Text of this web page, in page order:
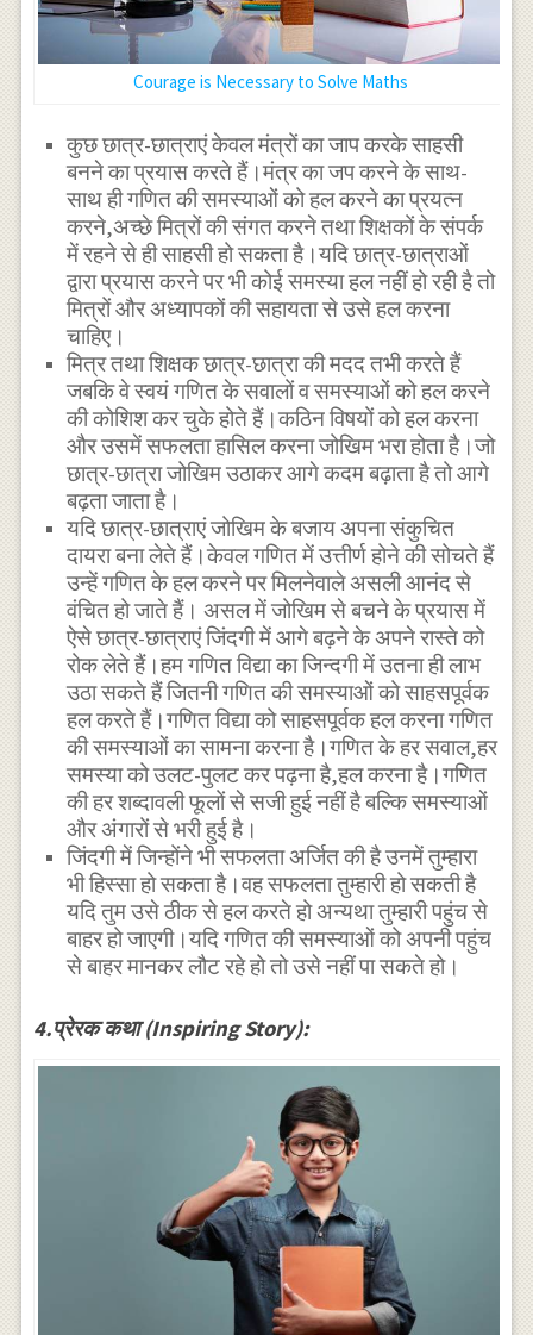
Courage is Necessary to Solve Maths
कुछ छात्र-छात्राएं केवल मंत्रों का जाप करके साहसी
बनने का प्रयास करते हैं।मंत्र का जप करने के साथ-
साथ ही गणित की समस्याओं को हल करने का प्रयत्न
करने,अच्छे मित्रों की संगत करने तथा शिक्षकों के संपर्क
में रहने से ही साहसी हो सकता है।यदि छात्र-छात्राओं
द्वारा प्रयास करने पर भी कोई समस्या हल नहीं हो रही है तो
मित्रों और अध्यापकों की सहायता से उसे हल करना
चाहिए।
मित्र तथा शिक्षक छात्र-छात्रा की मदद तभी करते हैं
जबकि वे स्वयं गणित के सवालों व समस्याओं को हल करने
की कोशिश कर चुके होते हैं।कठिन विषयों को हल करना
और उसमें सफलता हासिल करना जोखिम भरा होता है।जो
छात्र-छात्रा जोखिम उठाकर आगे कदम बढ़ाता है तो आगे
बढ़ता जाता है।
यदि छात्र-छात्राएं जोखिम के बजाय अपना संकुचित
दायरा बना लेते हैं।केवल गणित में उत्तीर्ण होने की सोचते हैं
उन्हें गणित के हल करने पर मिलनेवाले असली आनंद से
वंचित हो जाते हैं। असल में जोखिम से बचने के प्रयास में
ऐसे छात्र-छात्राएं जिंदगी में आगे बढ़ने के अपने रास्ते को
रोक लेते हैं।हम गणित विद्या का जिन्दगी में उतना ही लाभ
उठा सकते हैं जितनी गणित की समस्याओं को साहसपूर्वक
हल करते हैं।गणित विद्या को साहसपूर्वक हल करना गणित
की समस्याओं का सामना करना है।गणित के हर सवाल,हर
समस्या को उलट-पुलट कर पढ़ना है,हल करना है।गणित
की हर शब्दावली फूलों से सजी हुई नहीं है बल्कि समस्याओं
और अंगारों से भरी हुई है।
जिंदगी में जिन्होंने भी सफलता अर्जित की है उनमें तुम्हारा
भी हिस्सा हो सकता है।वह सफलता तुम्हारी हो सकती है
यदि तुम उसे ठीक से हल करते हो अन्यथा तुम्हारी पहुंच से
बाहर हो जाएगी।यदि गणित की समस्याओं को अपनी पहुंच
से बाहर मानकर लौट रहे हो तो उसे नहीं पा सकते हो।
4.प्रेरक कथा (Inspiring Story):